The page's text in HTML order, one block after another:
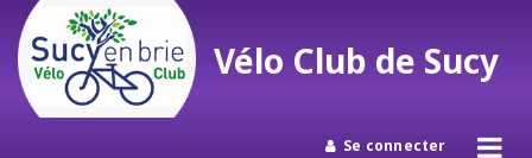
Vélo Club de Sucy
Se connecter